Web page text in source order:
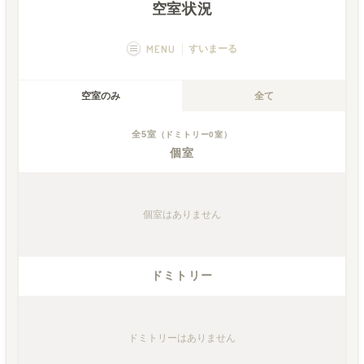
空室状況
MENU すいまーる
空室のみ 全て
全5室 （ドミトリー0室）
個室
個室はありません
ドミトリー
ドミトリーはありません